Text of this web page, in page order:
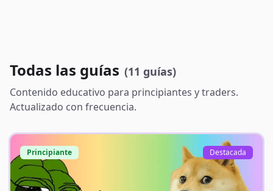
Todas las guías (11 guías)
Contenido educativo para principiantes y traders.
Actualizado con frecuencia.
Principiante Destacada